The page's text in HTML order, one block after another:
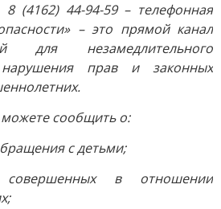
8 (4162) 44-94-59 – телефонная
– это прямой канал
для незамедлительного
прав и законных
сообщить о:
с детьми;
совершенных в отношении